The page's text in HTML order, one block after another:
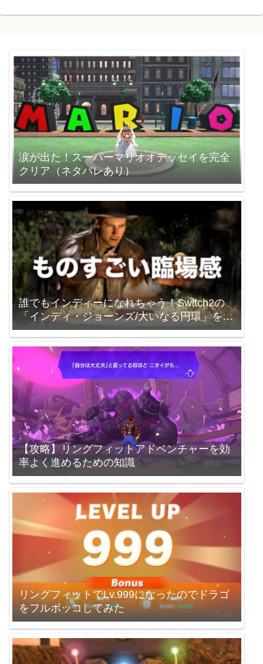
涙が出た！スーパーマリオオデッセイを完全
クリア（ネタバレあり）
誰でもインディーになれちゃう！Switch2の
「インディ・ジョーンズ/大いなる円環」を買
いました。
【攻略】リングフィットアドベンチャーを効
率よく進めるための知識
リングフィットでLv.999になったのでドラゴ
をフルボッコしてみた